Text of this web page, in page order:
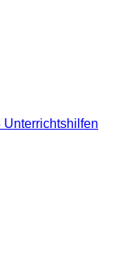
Unterrichtshilfen